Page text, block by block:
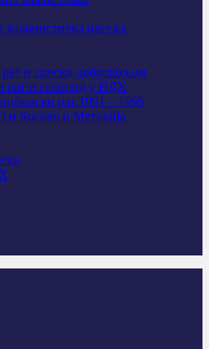
колонистичка насеља
и српски добровољци
рат и геноцид у НДХ
рат 1991 – 1995
и Косово и Метохија